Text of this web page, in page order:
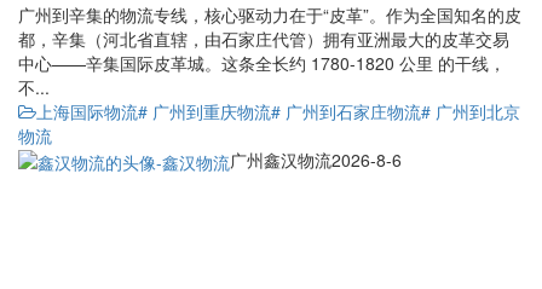
广州到辛集的物流专线，核心驱动力在于“皮革”。作为全国知名的皮
都，辛集（河北省直辖，由石家庄代管）拥有亚洲最大的皮革交易
中心——辛集国际皮革城。这条全长约 1780-1820 公里 的干线，
不...
上海国际物流# 广州到重庆物流# 广州到石家庄物流# 广州到北京
物流
广州鑫汉物流2026-8-6